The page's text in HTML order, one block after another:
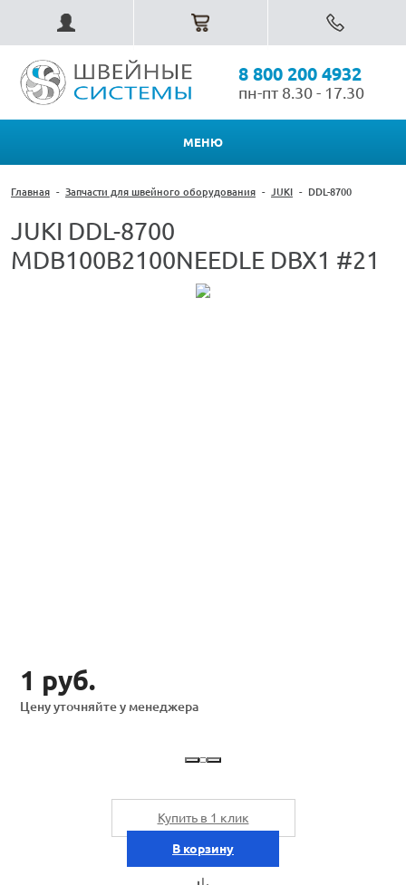
8 800 200 4932
пн-пт 8.30 - 17.30
МЕНЮ
Главная - Запчасти для швейного оборудования - JUKI - DDL-8700
JUKI DDL-8700
MDB100B2100NEEDLE DBX1 #21
1 руб.
Цену уточняйте у менеджера
Купить в 1 клик
В корзину